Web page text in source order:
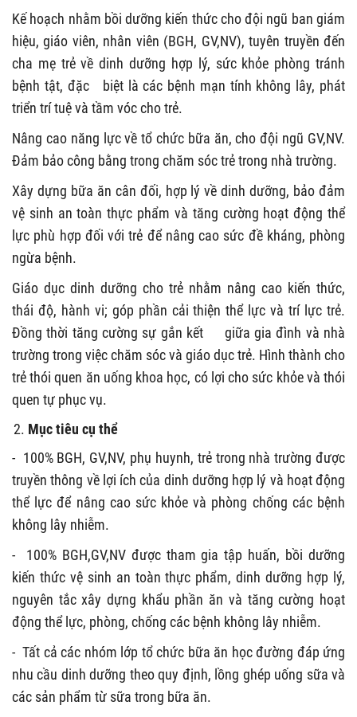
Kế hoạch nhằm bồi dưỡng kiến thức cho đội ngũ ban giám
hiệu, giáo viên, nhân viên (BGH, GV,NV), tuyên truyền đến
cha mẹ trẻ về dinh dưỡng hợp lý, sức khỏe phòng tránh
bệnh tật, đặc biệt là các bệnh mạn tính không lây, phát
triển trí tuệ và tầm vóc cho trẻ.
Nâng cao năng lực về tổ chức bữa ăn, cho đội ngũ GV,NV.
Đảm bảo công bằng trong chăm sóc trẻ trong nhà trường.
Xây dựng bữa ăn cân đối, hợp lý về dinh dưỡng, bảo đảm
vệ sinh an toàn thực phẩm và tăng cường hoạt động thể
lực phù hợp đối với trẻ để nâng cao sức đề kháng, phòng
ngừa bệnh.
Giáo dục dinh dưỡng cho trẻ nhằm nâng cao kiến thức,
thái độ, hành vi; góp phần cải thiện thể lực và trí lực trẻ.
Đồng thời tăng cường sự gắn kết giữa gia đình và nhà
trường trong việc chăm sóc và giáo dục trẻ. Hình thành cho
trẻ thói quen ăn uống khoa học, có lợi cho sức khỏe và thói
quen tự phục vụ.
Mục tiêu cụ thể
- 100% BGH, GV,NV, phụ huynh, trẻ trong nhà trường được
truyền thông về lợi ích của dinh dưỡng hợp lý và hoạt động
thể lực để nâng cao sức khỏe và phòng chống các bệnh
không lây nhiễm.
-
100% BGH,GV,NV được tham gia tập huấn, bồi dưỡng
kiến thức vệ sinh an toàn thực phẩm, dinh dưỡng hợp lý,
nguyên tắc xây dựng khẩu phần ăn và tăng cường hoạt
động thể lực, phòng, chống các bệnh không lây nhiễm.
- Tất cả các nhóm lớp tổ chức bữa ăn học đường đáp ứng
nhu cầu dinh dưỡng theo quy định, lồng ghép uống sữa và
các sản phẩm từ sữa trong bữa ăn.